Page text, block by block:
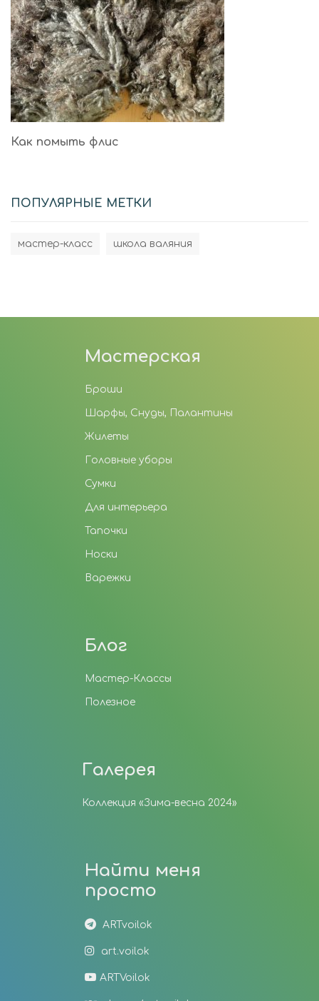
Как помыть флис
ПОПУЛЯРНЫЕ МЕТКИ
мастер-класс школа валяния
Мастерская
Броши
Шарфы, Снуды, Палантины
Жилеты
Головные уборы
Сумки
Для интерьера
Тапочки
Носки
Варежки
Блог
Мастер-Классы
Полезное
Галерея
Коллекция «Зима-весна 2024»
Найти меня
просто
ARTvoilok
art.voilok
ARTVoilok